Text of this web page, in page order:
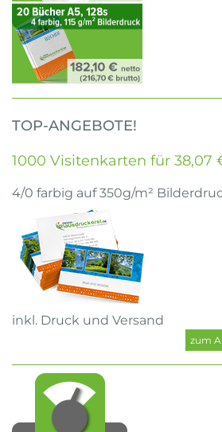
TOP-ANGEBOTE!
1000 Visitenkarten für 38,07
4/0 farbig auf 350g/m²
inkl. Druck und Versand
zum